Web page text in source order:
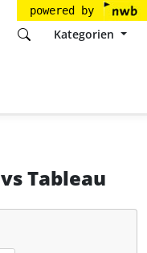
powered by
Kategorien
vsTableau